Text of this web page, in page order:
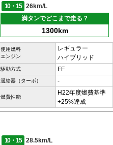
10・15
26km/L
満タンでどこまで走る？
1300km
使用燃料
エンジン
レギュラー
ハイブリッド
駆動方式 FF
過給器（ターボ） -
燃費性能
H22年度燃費基準
+25%達成
10・15
28.5km/L